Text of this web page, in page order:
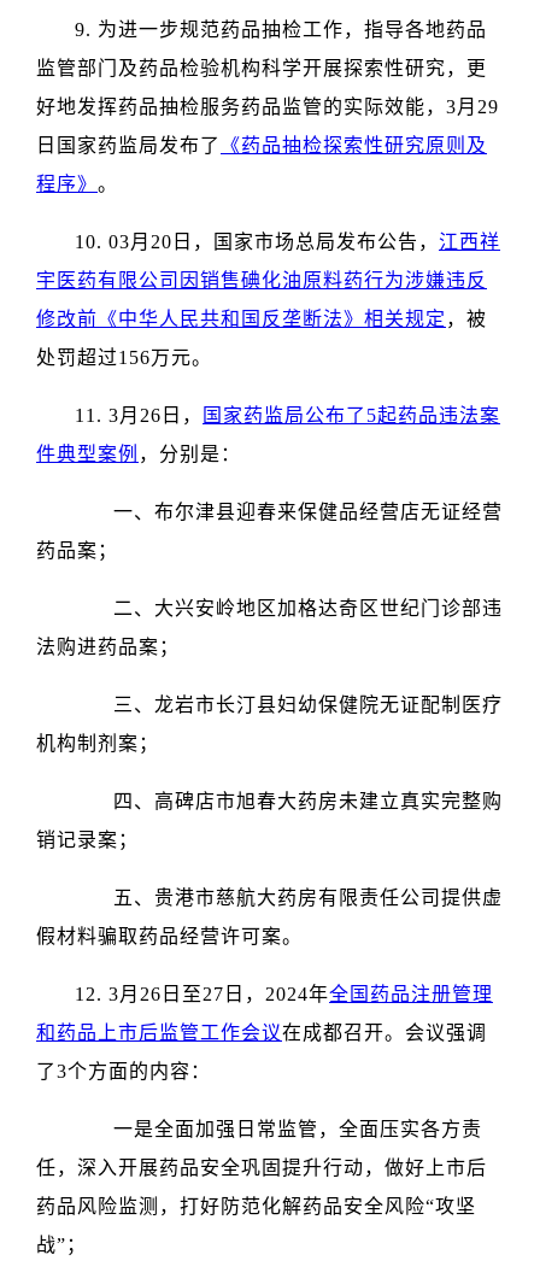
9. 为进一步规范药品抽检工作，指导各地药品
监管部门及药品检验机构科学开展探索性研究，更
好地发挥药品抽检服务药品监管的实际效能，3月29
日国家药监局发布了
《药品抽检探索性研究原则及
程序》 。
10. 03月20日，国家市场总局发布公告， 江西祥
宇医药有限公司因销售碘化油原料药行为涉嫌违反
修改前《中华人民共和国反垄断法》相关规定 ，被
处罚超过156万元。
11. 3月26日，
国家药监局公布了5起药品违法案
件典型案例 ，分别是：
一、布尔津县迎春来保健品经营店无证经营
药品案；
二、大兴安岭地区加格达奇区世纪门诊部违
法购进药品案；
三、龙岩市长汀县妇幼保健院无证配制医疗
机构制剂案；
四、高碑店市旭春大药房未建立真实完整购
销记录案；
五、贵港市慈航大药房有限责任公司提供虚
假材料骗取药品经营许可案。
12. 3月26日至27日，2024年全国药品注册管理
和药品上市后监管工作会议在成都召开。会议强调
了3个方面的内容：
一是全面加强日常监管，全面压实各方责
任，深入开展药品安全巩固提升行动，做好上市后
药品风险监测，打好防范化解药品安全风险“攻坚
战”；